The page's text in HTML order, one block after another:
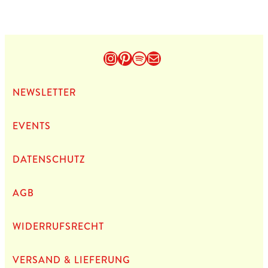
Instagram
Pinterest
Spotify
E-Mail
NEWS­LET­TER
EVENTS
DATEN­SCHUTZ
AGB
WIDERRUFSRECHT
VERSAND & LIEFERUNG